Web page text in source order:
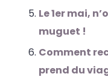
Le 1er mai,
muguet !
Comment
prend du